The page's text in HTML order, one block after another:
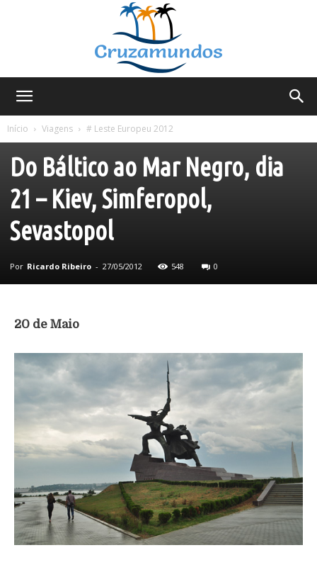
Início
Viagens # Leste Europeu 2012
Do Báltico ao Mar Negro, dia
21 – Kiev, Simferopol,
Sevastopol
Por Ricardo Ribeiro - 27/05/2012 548 0
20 de Maio